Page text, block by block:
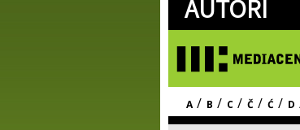
AUTORI
A / B / C / Č / Ć / D